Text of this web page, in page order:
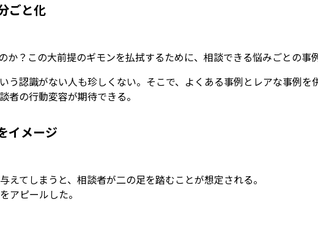
ごと化
？この大前提のギモンを払拭するために、相談できる悩みごとの事
う認識がない人も珍しくない。そこで、よくある事例とレアな事例を
の行動変容が期待できる。
イメージ
てしまうと、相談者が二の足を踏むことが想定される。
アピールした。